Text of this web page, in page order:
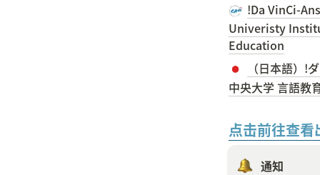
!Da VinCi-
Univeristy
Education
（日本語）!
中央大学 言語教
点击前往查
通知